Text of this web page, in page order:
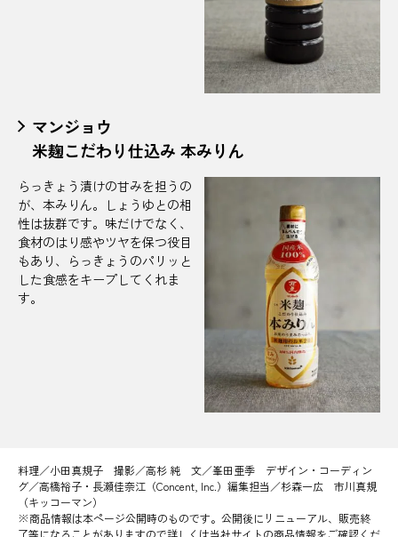
マンジョウ
米麹こだわり仕込み 本みりん
らっきょう漬けの甘みを担うの
が、本みりん。しょうゆとの相
性は抜群です。味だけでなく、
食材のはり感やツヤを保つ役目
もあり、らっきょうのパリッと
した食感をキープしてくれま
す。
料理／小田真規子 撮影／高杉 純 文／峯田亜季 デザイン・コーディン
グ／高橋裕子・長瀬佳奈江（Concent, Inc.）編集担当／杉森一広 市川真規
（キッコーマン）
※商品情報は本ページ公開時のものです。公開後にリニューアル、販売終